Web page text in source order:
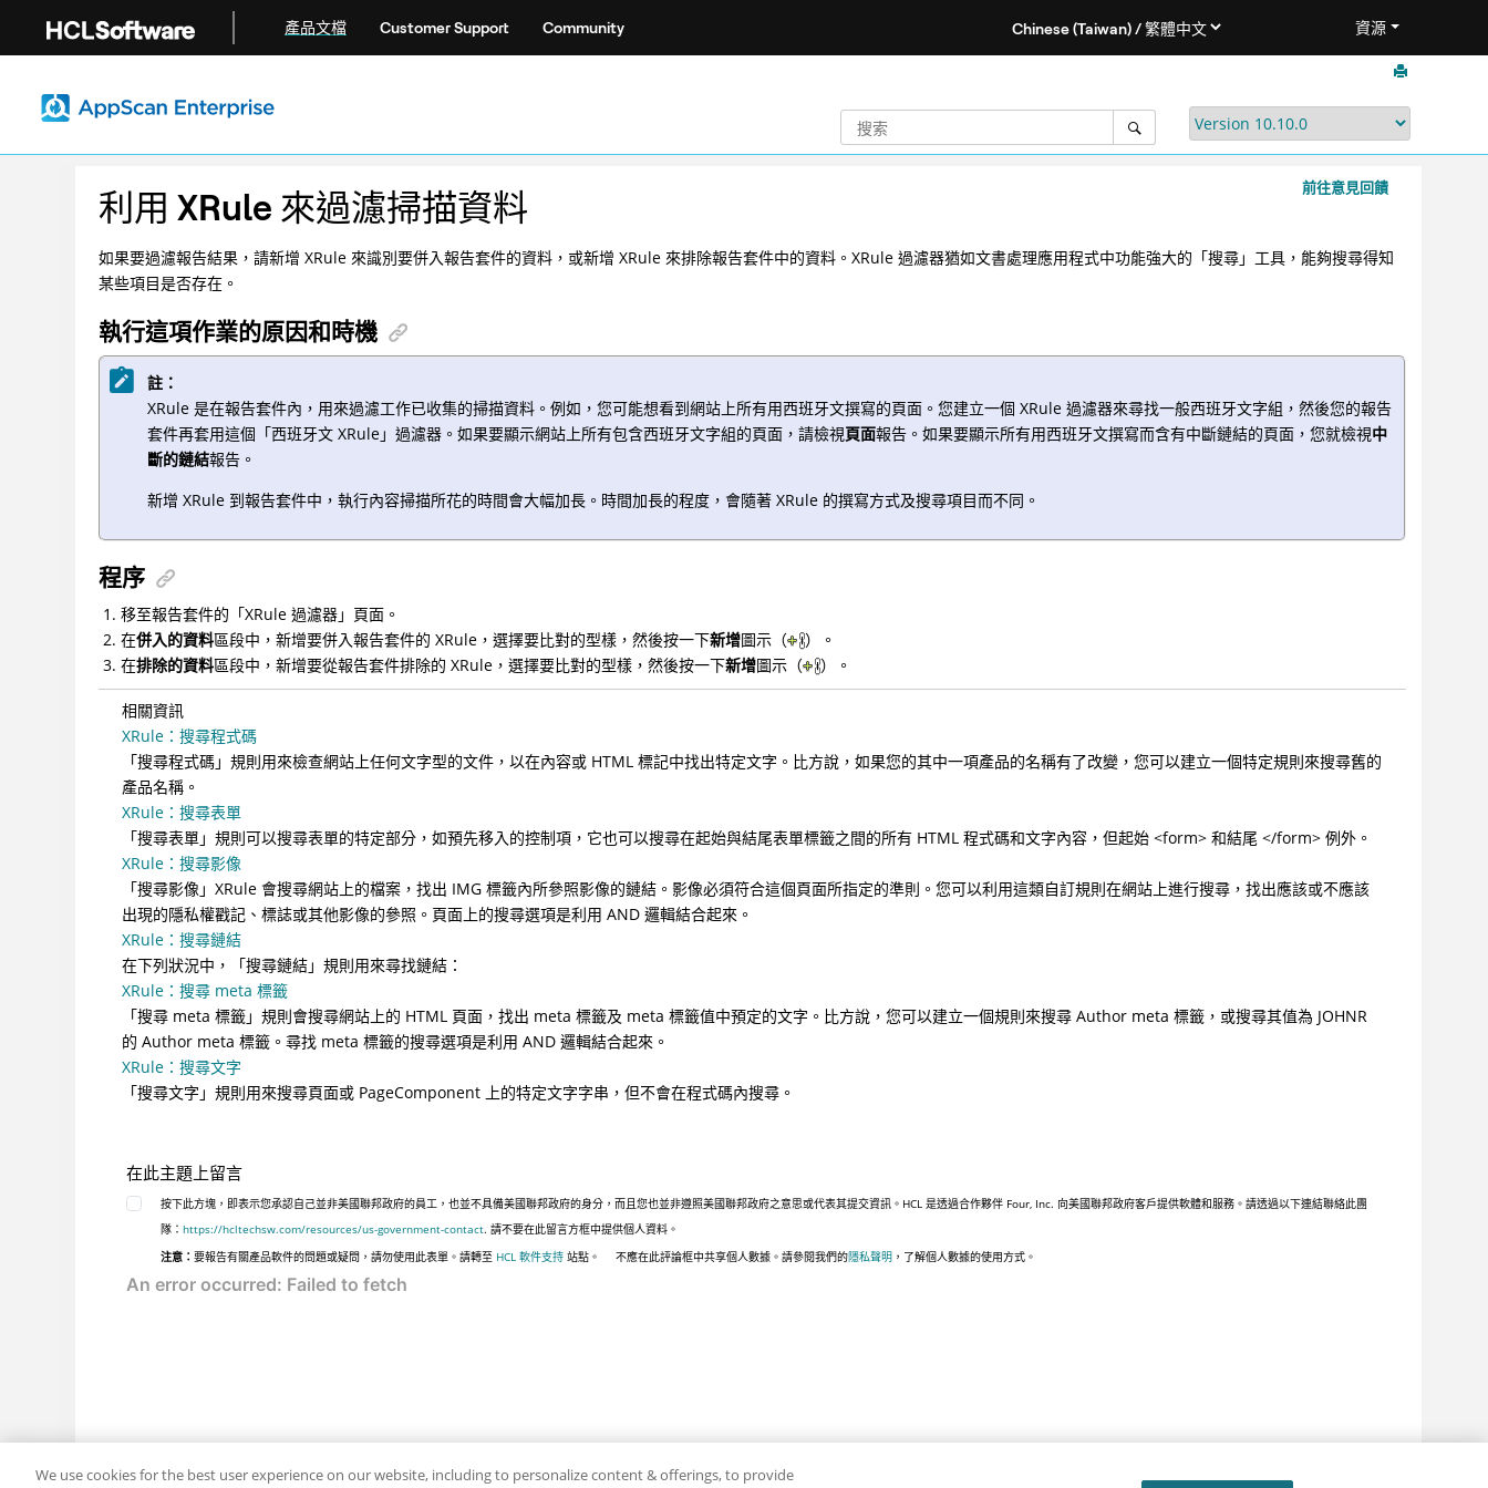
產品文檔 Customer Support Community 資源
前往意見回饋
利用 XRule 來過濾掃描資料
如果要過濾報告結果，請新增 XRule 來識別要併入報告套件的資料，或新增 XRule 來排除報告套件中的資料。XRule 過濾器猶如文書處理應用程式中功能強大的「搜尋」工具，能夠搜尋得知
某些項目是否存在。
執行這項作業的原因和時機
註：
XRule 是在報告套件內，用來過濾工作已收集的掃描資料。例如，您可能想看到網站上所有用西班牙文撰寫的頁面。您建立一個 XRule 過濾器來尋找一般西班牙文字組，然後您的報告
套件再套用這個「西班牙文 XRule」過濾器。如果要顯示網站上所有包含西班牙文字組的頁面，請檢視頁面報告。如果要顯示所有用西班牙文撰寫而含有中斷鏈結的頁面，您就檢視中
斷的鏈結報告。
新增 XRule 到報告套件中，執行內容掃描所花的時間會大幅加長。時間加長的程度，會隨著 XRule 的撰寫方式及搜尋項目而不同。
程序
移至報告套件的「XRule 過濾器」頁面。
在併入的資料區段中，新增要併入報告套件的 XRule，選擇要比對的型樣，然後按一下新增圖示（
）。
在排除的資料區段中，新增要從報告套件排除的 XRule，選擇要比對的型樣，然後按一下新增圖示（ ）。
相關資訊
XRule：搜尋程式碼
「搜尋程式碼」規則用來檢查網站上任何文字型的文件，以在內容或 HTML 標記中找出特定文字。比方說，如果您的其中一項產品的名稱有了改變，您可以建立一個特定規則來搜尋舊的
產品名稱。
XRule：搜尋表單
「搜尋表單」規則可以搜尋表單的特定部分，如預先移入的控制項，它也可以搜尋在起始與結尾表單標籤之間的所有 HTML 程式碼和文字內容，但起始 <form> 和結尾 </form> 例外。
XRule：搜尋影像
「搜尋影像」XRule 會搜尋網站上的檔案，找出 IMG 標籤內所參照影像的鏈結。影像必須符合這個頁面所指定的準則。您可以利用這類自訂規則在網站上進行搜尋，找出應該或不應該
出現的隱私權戳記、標誌或其他影像的參照。頁面上的搜尋選項是利用 AND 邏輯結合起來。
XRule：搜尋鏈結
在下列狀況中，「搜尋鏈結」規則用來尋找鏈結：
XRule：搜尋 meta 標籤
「搜尋 meta 標籤」規則會搜尋網站上的 HTML 頁面，找出 meta 標籤及 meta 標籤值中預定的文字。比方說，您可以建立一個規則來搜尋 Author meta 標籤，或搜尋其值為 JOHNR
的 Author meta 標籤。尋找 meta 標籤的搜尋選項是利用 AND 邏輯結合起來。
XRule：搜尋文字
「搜尋文字」規則用來搜尋頁面或 PageComponent 上的特定文字字串，但不會在程式碼內搜尋。
在此主題上留言
按下此方塊，即表示您承認自己並非美國聯邦政府的員工，也並不具備美國聯邦政府的身分，而且您也並非遵照美國聯邦政府之意思或代表其提交資訊。HCL 是透過合作夥伴 Four, Inc. 向美國聯邦政府客戶提供軟體和服務。請透過以下連結聯絡此團
隊： https://hcltechsw.com/resources/us-government-contact. 請不要在此留言方框中提供個人資料。
注意： 要報告有關產品軟件的問題或疑問，請勿使用此表單。請轉至 HCL 軟件支持站點。 不應在此評論框中共享個人數據。請參閱我們的隱私聲明 ，了解個人數據的使用方式。
We use cookies for the best user experience on our website, including to personalize content & offerings, to provide